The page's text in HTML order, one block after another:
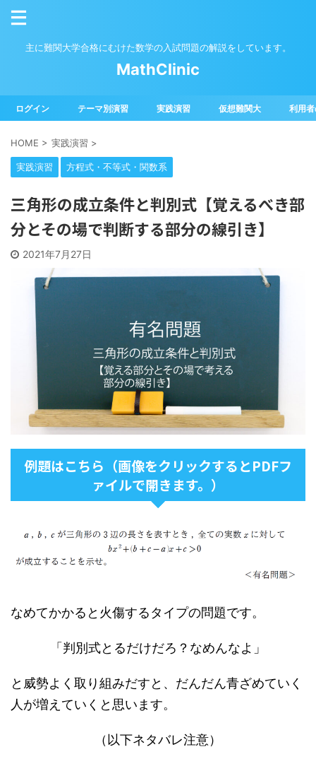
主に難関大学合格にむけた数学の入試問題の解説をしています。
MathClinic
ログイン テーマ別演習 実践演習 仮想難関大 利用
HOME > 実践演習 >
実践演習 方程式・不等式・関数系
三角形の成立条件と判別式【覚えるべき部
分とその場で判断する部分の線引き】
2021年7月27日
例題はこちら（画像をクリックするとPDFフ
ァイルで開きます。）
なめてかかると火傷するタイプの問題です。
「判別式とるだけだろ？なめんなよ」
と威勢よく取り組みだすと、だんだん青ざめていく
人が増えていくと思います。
（以下ネタバレ注意）